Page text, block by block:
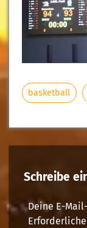
basketball
Schreibe
Deine E-